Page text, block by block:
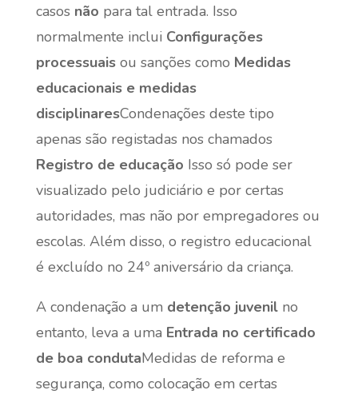
casos não para tal entrada. Isso
normalmente inclui Configurações
processuaisou sanções como Medidas
educacionais e medidas
disciplinaresCondenações deste tipo
apenas são registadas nos chamados
Registro de educação Isso só pode ser
visualizado pelo judiciário e por certas
autoridades, mas não por empregadores ou
escolas. Além disso, o registro educacional
é excluído no 24º aniversário da criança.
A condenação a um detenção juvenilno
entanto, leva a uma Entrada no certificado
de boa condutaMedidas de reforma e
segurança, como colocação em certas